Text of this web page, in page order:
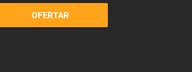
OFERTAR